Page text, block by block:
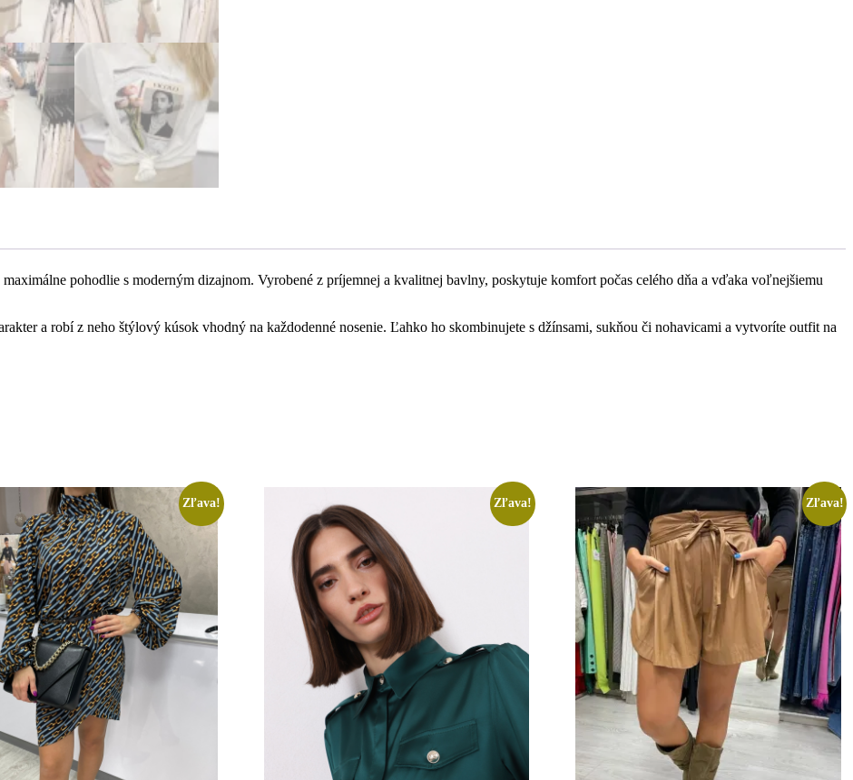
pohodlie s moderným dizajnom. Vyrobené z príjemnej a kvalitnej bavlny, poskytuje komfort počas celého dňa a vďaka voľnejšiemu
a robí z neho štýlový kúsok vhodný na každodenné nosenie. Ľahko ho skombinujete s džínsami, sukňou či nohavicami a vytvoríte outfit na
Zľava! Zľava! Zľava!